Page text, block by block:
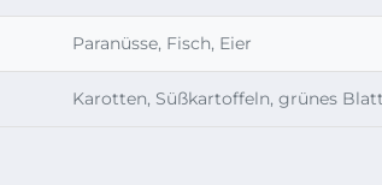
Paranüsse, Fisch, Eier
Karotten, Süßkartoffeln, grünes